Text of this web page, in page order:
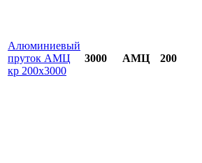
Алюминиевый
пруток АМЦ
кр 200х3000
3000 АМЦ 200